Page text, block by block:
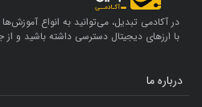
در آکادمی تبدیل، می‌توانید به انواع
با ارزهای دیجیتال دسترسی داشته باشید و
درباره ما